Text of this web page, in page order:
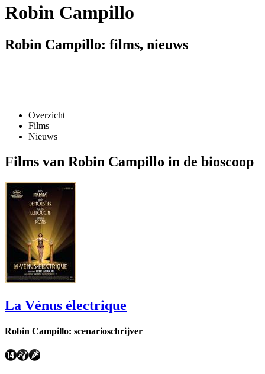
Robin Campillo
Robin Campillo: films, nieuws
Overzicht
Films
Nieuws
Films van Robin Campillo in de bioscoop
La Vénus électrique
Robin Campillo: scenarioschrijver